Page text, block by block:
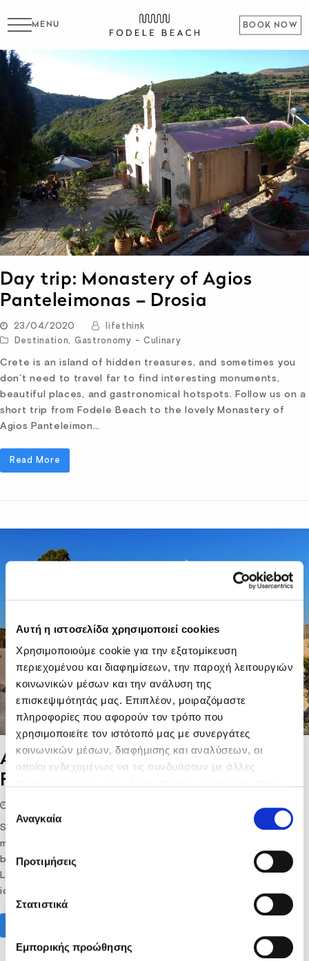
Αυτή η ιστοσελίδα χρησιμοποιεί cookies
Χρησιμοποιούμε cookie για την εξατομίκευση
περιεχομένου και διαφημίσεων, την παροχή λειτουργιών
κοινωνικών μέσων και την ανάλυση της
επισκεψιμότητάς μας. Επιπλέον, μοιραζόμαστε
πληροφορίες που αφορούν τον τρόπο που
χρησιμοποιείτε τον ιστότοπό μας με συνεργάτες
κοινωνικών μέσων, διαφήμισης και αναλύσεων, οι
οποίοι ενδεχομένως να τις συνδυάσουν με άλλες
των υπηρεσιών τους.
Επιλογή
συγκατάθεσης
Αναγκαία
Προτιμήσεις
Στατιστικά
Εμπορικής προώθησης
BOOK NOW
MENU
Day trip: Monastery of Agios
Panteleimonas – Drosia
23/04/2020
lifethink
Destination, Gastronomy - Culinary
Crete is an island of hidden treasures, and sometimes you
don’t need to travel far to find interesting monuments,
beautiful places, and gastronomical hotspots. Follow us on a
short trip from Fodele Beach to the lovely Monastery of
Agios Panteleimon…
Read More
Arkadi Monastery, a European
Freedom Monument
Set in the lovely Cretan countryside, Arkadi Monastery is a
must-see monument of the island with an impressive
baroque architecture and an even more impressive history.
Located about 23km from the city of Rethymno, it makes an
ideal day trip…